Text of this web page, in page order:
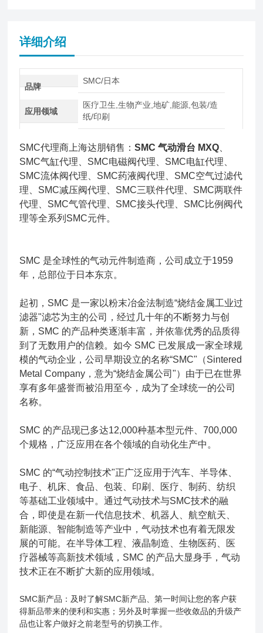
详细介绍
品牌
SMC/日本
应用领域
医疗卫生,生物产业,地矿,能源,包装/造
纸/印刷
SMC代理商上海达朋销售：SMC 气动滑台 MXQ
SMC气缸代理、SMC电磁阀代理、SMC电缸代理、
SMC流体阀代理、SMC药液阀代理、SMC空气过滤代
理、SMC减压阀代理、SMC三联件代理、SMC两联件
代理、SMC气管代理、SMC接头代理、SMC比例阀代
理等全系列SMC元件。
SMC 是全球性的气动元件制造商，公司成立于1959
年，总部位于日本东京。
起初，SMC 是一家以粉末冶金法制造“烧结金属工业过
滤器"滤芯为主的公司，经过几十年的不断努力与创
新，SMC 的产品种类逐渐丰富，并依靠优秀的品质得
到了无数用户的信赖。如今 SMC 已发展成一家全球规
模的气动企业，公司早期设立的名称“SMC"（Sintered
Metal Company，意为“烧结金属公司"）由于已在世界
享有多年盛誉而被沿用至今，成为了全球统一的公司
名称。
SMC 的产品现已多达12,000种基本型元件、700,000
个规格，广泛应用在各个领域的自动化生产中。
SMC 的“气动控制技术"正广泛应用于汽车、半导体、
电子、机床、食品、包装、印刷、医疗、制药、纺织
等基础工业领域中。通过气动技术与SMC技术的融
合，即使是在新一代信息技术、机器人、航空航天、
新能源、智能制造等产业中，气动技术也有着无限发
展的可能。在半导体工程、液晶制造、生物医药、医
疗器械等高新技术领域，SMC 的产品大显身手，气动
技术正在不断扩大新的应用领域。
SMC新产品：及时了解SMC新产品、第一时间让您的客户获
得新品带来的便利和实惠；另外及时掌握一些收敛品的升级产
品也让客户做好之前老型号的切换工作。